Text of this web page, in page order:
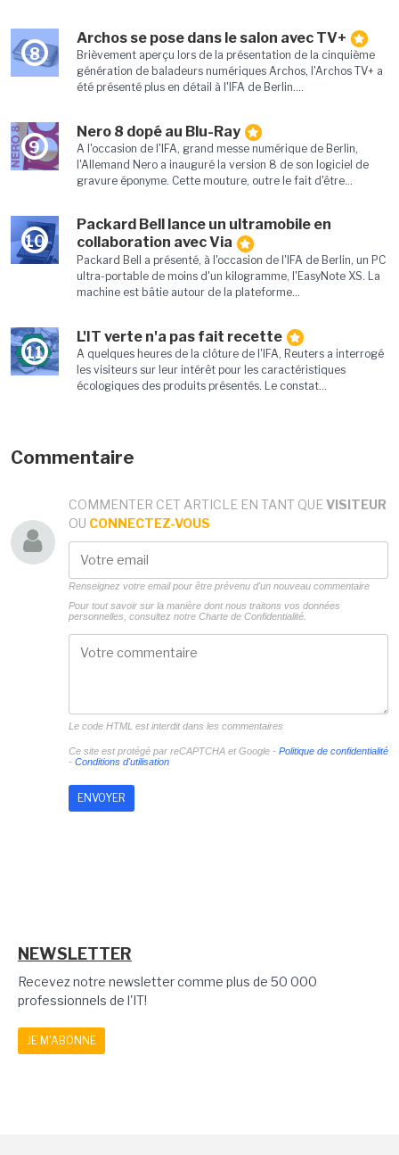
8
Archos se pose dans le salon avec TV+
Brièvement aperçu lors de la présentation de la cinquième
génération de baladeurs numériques Archos, l'Archos TV+ a
été présenté plus en détail à l'IFA de Berlin....
9
Nero 8 dopé au Blu-Ray
A l'occasion de l'IFA, grand messe numérique de Berlin,
l'Allemand Nero a inauguré la version 8 de son logiciel de
gravure éponyme. Cette mouture, outre le fait d'être...
10
Packard Bell lance un ultramobile en
collaboration avec Via
Packard Bell a présenté, à l'occasion de l'IFA de Berlin, un PC
ultra-portable de moins d'un kilogramme, l'EasyNote XS. La
machine est bâtie autour de la plateforme...
11
L'IT verte n'a pas fait recette
A quelques heures de la clôture de l'IFA, Reuters a interrogé
les visiteurs sur leur intérêt pour les caractéristiques
écologiques des produits présentés. Le constat...
Commentaire
COMMENTER CET ARTICLE EN TANT QUE VISITEUR
OU CONNECTEZ-VOUS
Renseignez votre email pour être prévenu d'un nouveau commentaire
Pour tout savoir sur la manière dont nous traitons vos données
personnelles, consultez notre Charte de Confidentialité.
Le code HTML est interdit dans les commentaires
Ce site est protégé par reCAPTCHA et Google - Politique de confidentialité
- Conditions d'utilisation
NEWSLETTER
Recevez notre newsletter comme plus de 50 000
professionnels de l'IT!
JE M'ABONNE